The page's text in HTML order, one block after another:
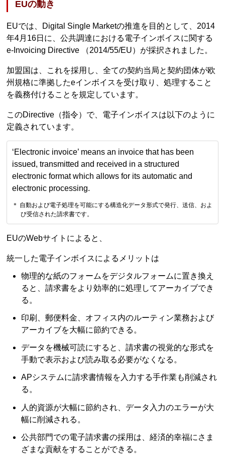
EUの動き
EUでは、Digital Single Marketの推進を目的として、2014
年4月16日に、公共調達における電子インボイスに関する
e-Invoicing Directive （2014/55/EU）が採択されました。
加盟国は、これを採用し、全ての契約当局と契約団体が欧
州規格に準拠したeインボイスを受け取り、処理すること
を義務付けることを規定しています。
このDirective（指令）で、電子インボイスは以下のように
定義されています。
‘Electronic invoice’ means an invoice that has been
issued, transmitted and received in a structured
electronic format which allows for its automatic and
electronic processing.
＊ 自動および電子処理を可能にする構造化データ形式で発行、送信、およ
び受信された請求書です。
EUのWebサイトによると、
統一した電子インボイスによるメリットは
物理的な紙のフォームをデジタルフォームに置き換え
ると、請求書をより効率的に処理してアーカイブでき
る。
印刷、郵便料金、オフィス内のルーティン業務および
アーカイブを大幅に節約できる。
データを機械可読にすると、請求書の視覚的な形式を
手動で表示および読み取る必要がなくなる。
APシステムに請求書情報を入力する手作業も削減され
る。
人的資源が大幅に節約され、データ入力のエラーが大
幅に削減される。
公共部門での電子請求書の採用は、経済的幸福にさま
ざまな貢献をすることができる。